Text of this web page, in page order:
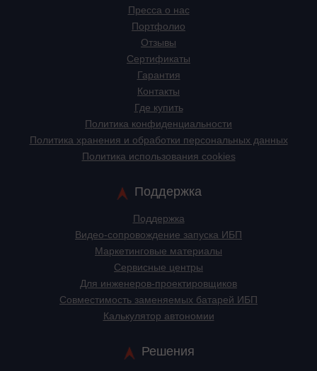
Пресса о нас
Портфолио
Отзывы
Сертификаты
Гарантия
Контакты
Где купить
Политика конфиденциальности
Политика хранения и обработки персональных данных
Политика использования cookies
Поддержка
Поддержка
Видео-сопровождение запуска ИБП
Маркетинговые материалы
Сервисные центры
Для инженеров-проектировщиков
Cовместимость заменяемых батарей ИБП
Калькулятор автономии
Решения